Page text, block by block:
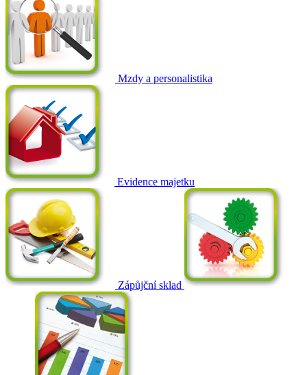
Mzdy a personalistika
Evidence majetku
Zápůjční sklad